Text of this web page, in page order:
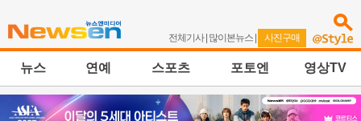
전체기사| 많이본뉴스 | 사진구매
뉴스 연예 스포츠 포토엔 영상TV